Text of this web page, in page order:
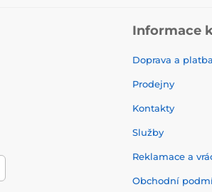
Informace
Doprava a platba
Prodejny
Kontakty
Služby
Reklamace a
Obchodní